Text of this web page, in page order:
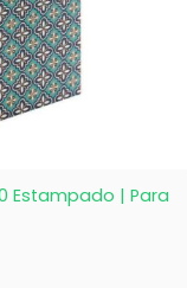
Estampado | Para